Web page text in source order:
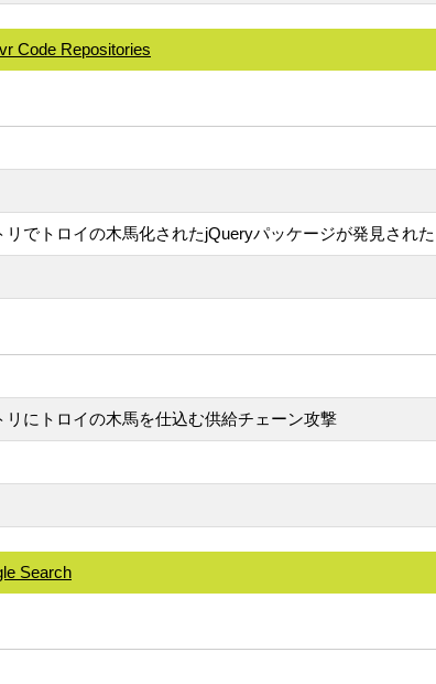
Code Repositories
でトロイの木馬化されたjQueryパッケージが発見された
にトロイの木馬を仕込む供給チェーン攻撃
Search